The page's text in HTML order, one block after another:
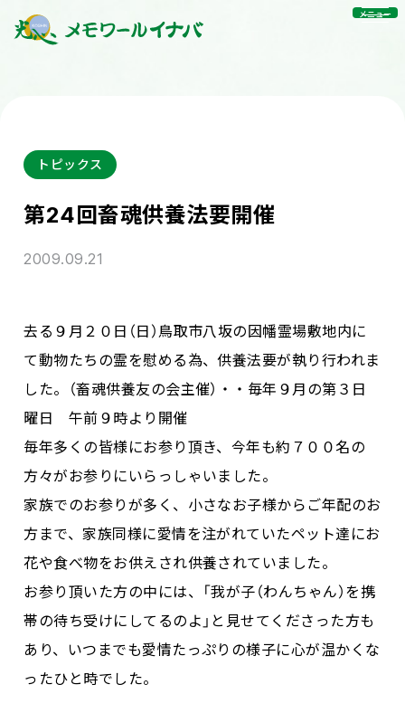
メニュー
トピックス
第24回畜魂供養法要開催
2009.09.21
去る９月２０日（日）鳥取市八坂の因幡霊場敷地内に
て動物たちの霊を慰める為、供養法要が執り行われま
した。（畜魂供養友の会主催）・・毎年９月の第３日
曜日 午前９時より開催
毎年多くの皆様にお参り頂き、今年も約７００名の
方々がお参りにいらっしゃいました。
家族でのお参りが多く、小さなお子様からご年配のお
方まで、家族同様に愛情を注がれていたペット達にお
花や食べ物をお供えされ供養されていました。
お参り頂いた方の中には、「我が子（わんちゃん）を携
帯の待ち受けにしてるのよ」と見せてくださった方も
あり、いつまでも愛情たっぷりの様子に心が温かくな
ったひと時でした。